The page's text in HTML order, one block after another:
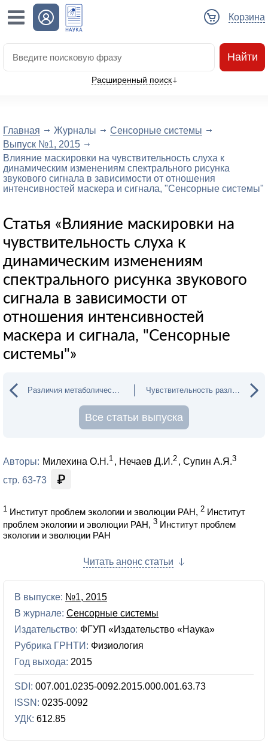
Корзина
Расширенный поиск
Найти
Главная Журналы
Сенсорные системы
Выпуск №1, 2015
Влияние маскировки на чувствительность слуха к
динамическим изменениям спектрального рисунка
звукового сигнала в зависимости от отношения
интенсивностей маскера и сигнала, "Сенсорные системы"
Статья «Влияние маскировки на
чувствительность слуха к
динамическим изменениям
спектрального рисунка звукового
сигнала в зависимости от
отношения интенсивностей
маскера и сигнала, "Сенсорные
системы"»
Различия метаболической активности в глазоспе Чувствительность различных участков головы ки
Все статьи выпуска
Авторы: Милехина О.Н.1 Нечаев Д.И.2 Супин А.Я.3
стр. 63-73
1 Институт проблем экологии и эволюции РАН, 2 Институт
проблем экологии и эволюции РАН, 3 Институт проблем
экологии и эволюции РАН
Читать анонс статьи
В выпуске: №1, 2015
В журнале: Сенсорные системы
Издательство: ФГУП «Издательство «Наука»
Рубрика ГРНТИ: Физиология
Год выхода: 2015
SDI: 007.001.0235-0092.2015.000.001.63.73
ISSN: 0235-0092
УДК: 612.85